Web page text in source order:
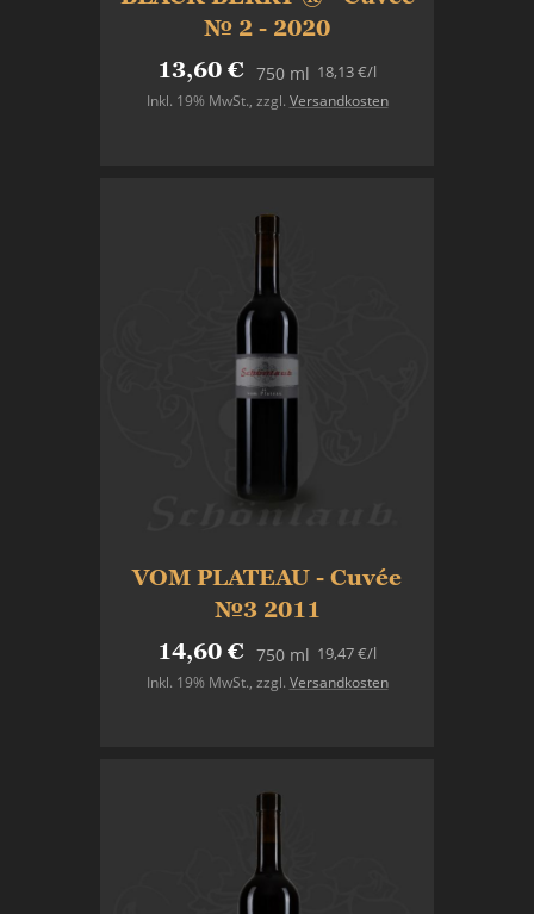
№ 2 - 2020
13,60 € 750 ml
Inkl. 19% MwSt., zzgl. Versandkosten
18,13 €/l
VOM PLATEAU - Cuvée
№3 2011
14,60 € 750 ml
Inkl. 19% MwSt., zzgl. Versandkosten
19,47 €/l